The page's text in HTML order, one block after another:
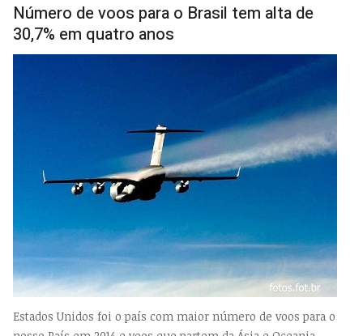
Número de voos para o Brasil tem alta de
30,7% em quatro anos
Estados Unidos foi o país com maior número de voos para o